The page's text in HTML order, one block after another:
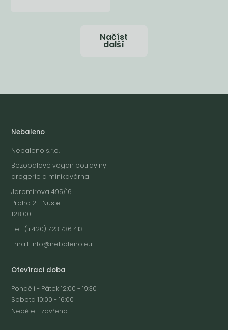
Načíst
další
Nebaleno
Nebaleno s.r.o.
Bezobalové vegan potraviny
drogerie a minikavárna
Jaromírova 495/16
Praha 2 - Nusle
128 00
Tel.: (+420) 723 736 413
Email: info@nebaleno.eu
Otevírací doba
Pondělí - Pátek 12:00 - 19:30
Sobota 10:00 - 16:00
Neděle - zavřeno